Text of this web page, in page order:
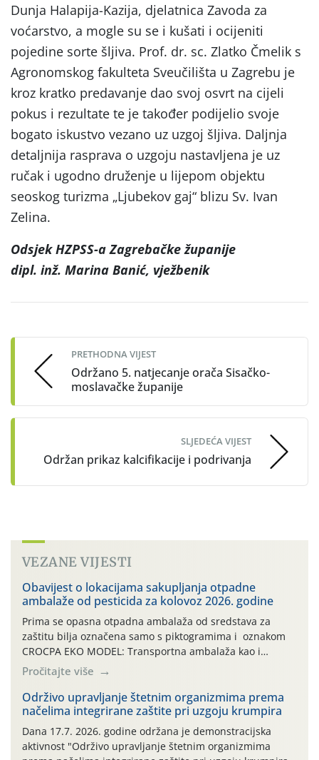
Dunja Halapija-Kazija, djelatnica Zavoda za
voćarstvo, a mogle su se i kušati i ocijeniti
pojedine sorte šljiva. Prof. dr. sc. Zlatko Čmelik s
Agronomskog fakulteta Sveučilišta u Zagrebu je
kroz kratko predavanje dao svoj osvrt na cijeli
pokus i rezultate te je također podijelio svoje
bogato iskustvo vezano uz uzgoj šljiva. Daljnja
detaljnija rasprava o uzgoju nastavljena je uz
ručak i ugodno druženje u lijepom objektu
seoskog turizma „Ljubekov gaj“ blizu Sv. Ivan
Zelina.
Odsjek HZPSS-a Zagrebačke županije
dipl. inž. Marina Banić, vježbenik
navigation
PRETHODNA VIJEST
Održano 5. natjecanje orača Sisačko-
moslavačke županije
SLJEDEĆA VIJEST
Održan prikaz kalcifikacije i podrivanja
VEZANE VIJESTI
Obavijest o lokacijama sakupljanja otpadne
ambalaže od pesticida za kolovoz 2026. godine
Prima se opasna otpadna ambalaža od sredstava za
zaštitu bilja označena samo s piktogramima i oznakom
CROCPA EKO MODEL: Transportna ambalaža kao i
ambalaža drugih proizvoda koji nisu sredstva za zaštitu
bilja (npr. ambalaža od mineralnih gnojiva,) se ne
prihvaća. Korisnicima je osiguran besplatni povrat
prazne ambalaže isključivo ovih tvrtki: AGROCHEM-MAKS,
AGRONOM, ALBAUGH TKI* (PINUS […]
Pročitajte više
Održivo upravljanje štetnim organizmima prema
načelima integrirane zaštite pri uzgoju krumpira
Dana 17.7. 2026. godine održana je demonstracijska
aktivnost "Održivo upravljanje štetnim organizmima